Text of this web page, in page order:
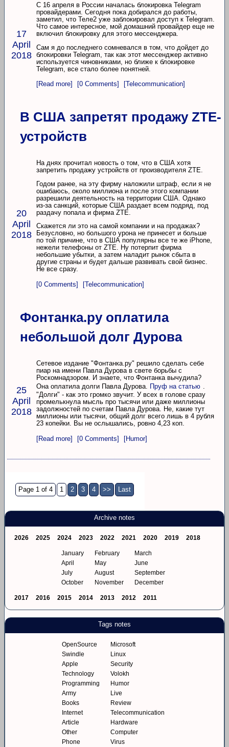
17
April
2018
С 16 апреля в России началась блокировка Telegram
провайдерами. Сегодня пока добирался до работы,
заметил, что Теле2 уже заблокировал доступ к Telegram.
Что самое интересное, мой домашний провайдер еще не
включил блокировку для этого мессенджера.
Сам я до последнего сомневался в том, что дойдет до
блокировки Telegram, так как этот мессенджер активно
используется чиновниками, но ближе к блокировке
Telegram, все стало более понятней.
[Read more]
[0 Comments] [Telecommunication]
В США запретят продажу ZTE-
устройств
20
April
2018
На днях прочитал новость о том, что в США хотя
запретить продажу устройств от производителя ZTE.
Годом ранее, на эту фирму наложили штраф, если я не
ошибаюсь, около миллиона и после этого компании
разрешили деятельность на территории США. Однако
из-за санкций, которые США раздает всем подряд, под
раздачу попала и фирма ZTE.
Скажется ли это на самой компании и на продажах?
Безусловно, но большого урона не принесет и больше
по той причине, что в США популярны все те же iPhone,
нежели телефоны от ZTE. Ну потерпит фирма
небольшие убытки, а затем наладит рынок сбыта в
другие страны и будет дальше развивать свой бизнес.
Не все сразу.
[0 Comments]
[Telecommunication]
Фонтанка.ру оплатила
небольшой долг Дурова
25
April
2018
Сетевое издание "Фонтанка.ру" решило сделать себе
пиар на имени Павла Дурова в свете борьбы с
Роскомнадзором. И знаете, что Фонтанка вычудила?
Она оплатила долги Павла Дурова.
Пруф на статью
"Долги" - как это громко звучит. У всех в голове сразу
промелькнула мысль про тысячи или даже миллионы
задолжностей по счетам Павла Дурова. Не, какие тут
миллионы или тысячи, общий долг всего лишь в 4 рубля
23 копейки. Вы не ослышались, ровно 4,23 коп.
[Read more]
[0 Comments] [Humor]
Page 1 of 4 1 2 3 4 >> Last
Archive notes
2026 2025 2024 2023 2022 2021 2020 2019 2018
January February
March
April
May
June
July
August
September
October
November December
2017 2016 2015 2014 2013 2012 2011
Tags notes
OpenSource
Microsoft
Swindle
Linux
Apple
Security
Technology
Volokh
Programming
Humor
Army
Live
Books
Review
Internet
Telecommunication
Article
Hardware
Other
Computer
Phone
Virus